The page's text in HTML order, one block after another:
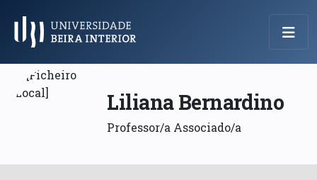
Menu Principal
Liliana Bernardino
Professor/a Associado/a